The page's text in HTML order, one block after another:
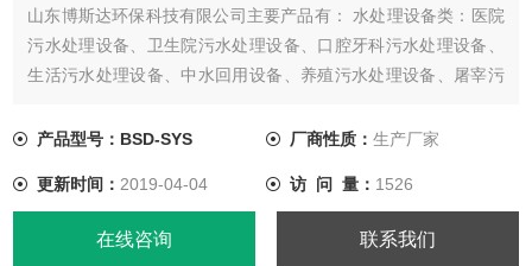
山东博斯达环保科技有限公司主要产品有： 水处理设备类：医院
污水处理设备、卫生院污水处理设备、口腔牙科污水处理设备、
生活污水处理设备、中水回用设备、养殖污水处理设备、屠宰污
发、生产、销售及售后服务； 给排水设备类：一体化预制泵站、
发、生产、销售及售后服
产品型号：BSD-SYS 厂商性质： 生产厂家
更新时间： 2019-04-04 访 问 量： 1526
在线咨询 联系我们